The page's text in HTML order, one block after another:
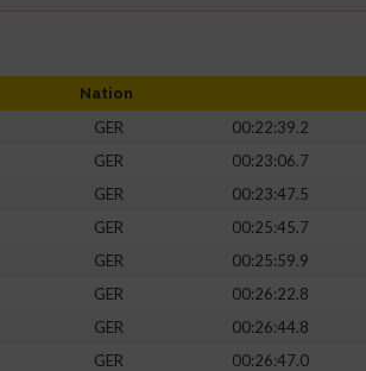
Nation
GER 00:22:39.2
GER
00:23:06.7
GER
00:23:47.5
GER
00:25:45.7
GER
00:25:59.9
GER 00:26:22.8
GER
00:26:44.8
GER
00:26:47.0